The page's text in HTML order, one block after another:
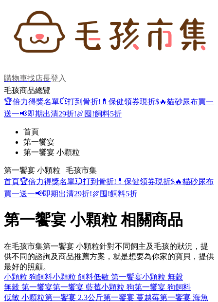
購物車找店長登入
毛孩商品總覽
🏆倍力得獎名單💥打到骨折! 💊保健領券現折$🔥貓砂尿布買一
送一📢即期出清29折!🍖囤!飼料5折
首頁
第一饗宴
第一饗宴 小顆粒
第一饗宴 小顆粒 | 毛孩市集
首頁🏆倍力得獎名單💥打到骨折! 💊保健領券現折$🔥貓砂尿布
買一送一📢即期出清29折!🍖囤!飼料5折
第一饗宴 小顆粒 相關商品
在毛孩市集第一饗宴 小顆粒針對不同飼主及毛孩的狀況，提
供不同的諮詢及商品推薦方案，就是想要為你家的寶貝，提供
最好的照顧。
小顆粒 狗飼料小顆粒 飼料低敏 第一饗宴小顆粒 無穀
無穀 第一饗宴第一饗宴 藍莓小顆粒 狗第一饗宴 狗飼料
低敏 小顆粒第一饗宴 2.3公斤第一饗宴 蔓越莓第一饗宴 海魚